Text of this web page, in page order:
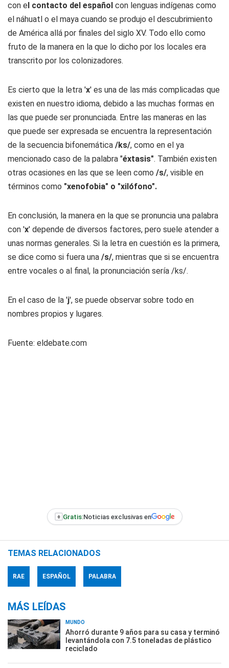
con el contacto del español con lenguas indígenas como
el náhuatl o el maya cuando se produjo el descubrimiento
de América allá por finales del siglo XV. Todo ello como
fruto de la manera en la que lo dicho por los locales era
transcrito por los colonizadores.
Es cierto que la letra 'x' es una de las más complicadas que
existen en nuestro idioma, debido a las muchas formas en
las que puede ser pronunciada. Entre las maneras en las
que puede ser expresada se encuentra la representación
de la secuencia bifonemática /ks/, como en el ya
mencionado caso de la palabra "éxtasis". También existen
otras ocasiones en las que se leen como /s/, visible en
términos como "xenofobia" o "xilófono".
En conclusión, la manera en la que se pronuncia una palabra
con 'x' depende de diversos factores, pero suele atender a
unas normas generales. Si la letra en cuestión es la primera,
se dice como si fuera una /s/, mientras que si se encuentra
entre vocales o al final, la pronunciación sería /ks/.
En el caso de la 'j', se puede observar sobre todo en
nombres propios y lugares.
Fuente: eldebate.com
+ Gratis:Noticias exclusivas en
TEMAS RELACIONADOS
RAE ESPAÑOL PALABRA
MÁS LEÍDAS
MUNDO
Ahorró durante 9 años para su casa y terminó
levantándola con 7.5 toneladas de plástico
reciclado